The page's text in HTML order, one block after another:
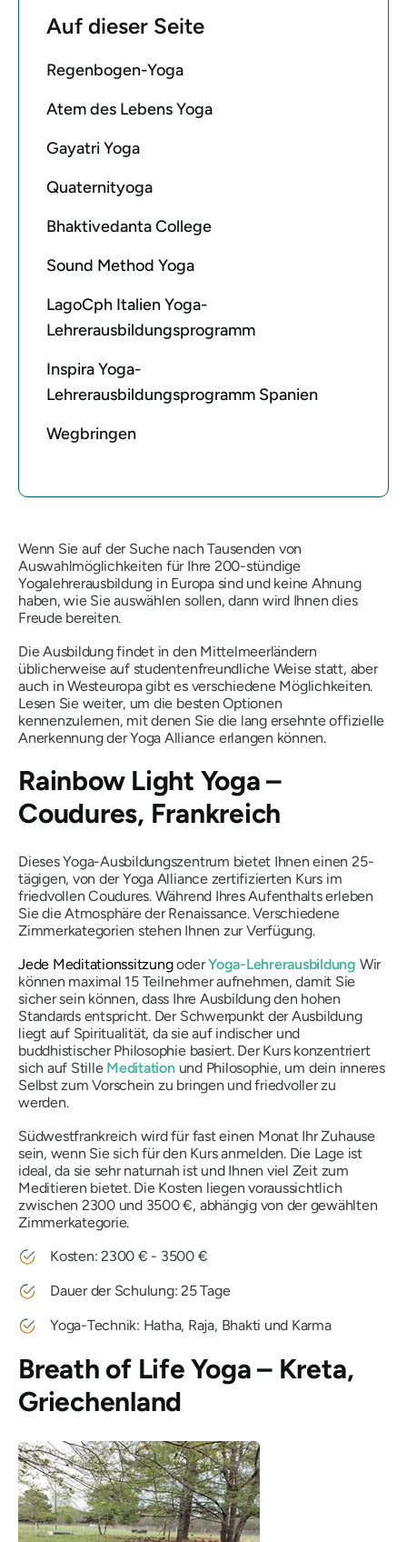
Auf dieser Seite
Regenbogen-Yoga
Atem des Lebens Yoga
Gayatri Yoga
Quaternityoga
Bhaktivedanta College
Sound Method Yoga
LagoCph Italien Yoga-
Lehrerausbildungsprogramm
Inspira Yoga-
Lehrerausbildungsprogramm Spanien
Wegbringen
Wenn Sie auf der Suche nach Tausenden von
Auswahlmöglichkeiten für Ihre 200-stündige
Yogalehrerausbildung in Europa sind und keine Ahnung
haben, wie Sie auswählen sollen, dann wird Ihnen dies
Freude bereiten.
Die Ausbildung findet in den Mittelmeerländern
üblicherweise auf studentenfreundliche Weise statt, aber
auch in Westeuropa gibt es verschiedene Möglichkeiten.
Lesen Sie weiter, um die besten Optionen
kennenzulernen, mit denen Sie die lang ersehnte offizielle
Anerkennung der Yoga Alliance erlangen können.
Rainbow Light Yoga –
Coudures, Frankreich
Dieses Yoga-Ausbildungszentrum bietet Ihnen einen 25-
tägigen, von der Yoga Alliance zertifizierten Kurs im
friedvollen Coudures. Während Ihres Aufenthalts erleben
Sie die Atmosphäre der Renaissance. Verschiedene
Zimmerkategorien stehen Ihnen zur Verfügung.
Jede MeditationssitzungoderYoga-Lehrerausbildung Wir
können maximal 15 Teilnehmer aufnehmen, damit Sie
sicher sein können, dass Ihre Ausbildung den hohen
Standards entspricht. Der Schwerpunkt der Ausbildung
liegt auf Spiritualität, da sie auf indischer und
buddhistischer Philosophie basiert. Der Kurs konzentriert
sich auf Stille Meditationund Philosophie, um dein inneres
Selbst zum Vorschein zu bringen und friedvoller zu
werden.
Südwestfrankreich wird für fast einen Monat Ihr Zuhause
sein, wenn Sie sich für den Kurs anmelden. Die Lage ist
ideal, da sie sehr naturnah ist und Ihnen viel Zeit zum
Meditieren bietet. Die Kosten liegen voraussichtlich
zwischen 2300 und 3500 €, abhängig von der gewählten
Zimmerkategorie.
Kosten: 2300 € - 3500 €
Dauer der Schulung: 25 Tage
Yoga-Technik: Hatha, Raja, Bhakti und Karma
Breath of Life Yoga – Kreta,
Griechenland